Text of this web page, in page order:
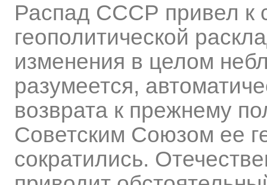
Распад СССР привел к
геополитической
изменения в целом
разумеется,
возврата к прежнему
Советским Союзом ее
сократились.